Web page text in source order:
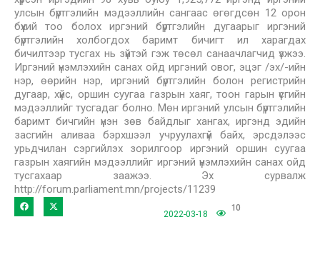
улсын бүртгэлийн мэдээллийн сангаас өгөгдсөн 12 орон
бүхий тоо болох иргэний бүртгэлийн дугаарыг иргэний
бүртгэлийн холбогдох баримт бичигт ил харагдах
бичилтээр тусгах нь зүйтэй гэж төсөл санаачлагчид үзжээ.
Иргэний үнэмлэхийн санах ойд иргэний овог, эцэг /эх/-ийн
нэр, өөрийн нэр, иргэний бүртгэлийн болон регистрийн
дугаар, хүйс, оршин суугаа газрын хаяг, тоон гарын үсгийн
мэдээллийг тусгадаг болно. Мөн иргэний улсын бүртгэлийн
баримт бичгийн үнэн зөв байдлыг хангах, иргэнд эдийн
засгийн аливаа бэрхшээл учруулахгүй байх, эрсдэлээс
урьдчилан сэргийлэх зорилгоор иргэний оршин суугаа
газрын хаягийн мэдээллийг иргэний үнэмлэхийн санах ойд
тусгахаар заажээ. Эх сурвалж
http://forum.parliament.mn/projects/11239
2022-03-18
10